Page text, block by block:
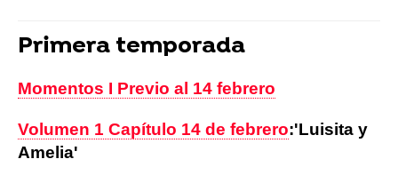
Primera temporada
Momentos I Previo al 14 febrero
Volumen 1 Capítulo 14 de febrero:'Luisita y
Amelia'